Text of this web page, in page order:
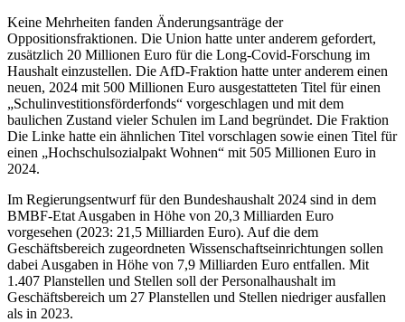
Keine Mehrheiten fanden Änderungsanträge der
Oppositionsfraktionen. Die Union hatte unter anderem gefordert,
zusätzlich 20 Millionen Euro für die Long-Covid-Forschung im
Haushalt einzustellen. Die AfD-Fraktion hatte unter anderem einen
neuen, 2024 mit 500 Millionen Euro ausgestatteten Titel für einen
„Schulinvestitionsförderfonds“ vorgeschlagen und mit dem
baulichen Zustand vieler Schulen im Land begründet. Die Fraktion
Die Linke hatte ein ähnlichen Titel vorschlagen sowie einen Titel für
einen „Hochschulsozialpakt Wohnen“ mit 505 Millionen Euro in
2024.
Im Regierungsentwurf für den Bundeshaushalt 2024 sind in dem
BMBF-Etat Ausgaben in Höhe von 20,3 Milliarden Euro
vorgesehen (2023: 21,5 Milliarden Euro). Auf die dem
Geschäftsbereich zugeordneten Wissenschaftseinrichtungen sollen
dabei Ausgaben in Höhe von 7,9 Milliarden Euro entfallen. Mit
1.407 Planstellen und Stellen soll der Personalhaushalt im
Geschäftsbereich um 27 Planstellen und Stellen niedriger ausfallen
als in 2023.